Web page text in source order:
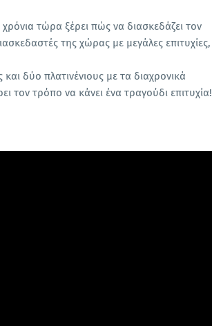
χρόνια τώρα ξέρει πώς να διασκεδάζει τον
της χώρας με μεγάλες επιτυχίες,
δύο πλατινένιους με τα διαχρονικά
τον τρόπο να κάνει ένα τραγούδι επιτυχία!